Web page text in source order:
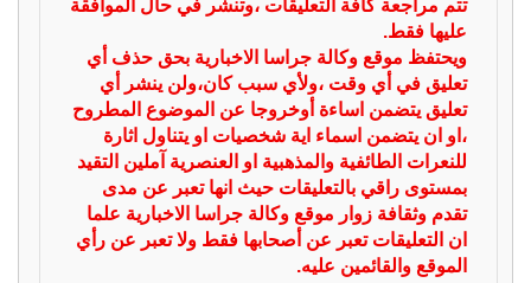
تتم مراجعة كافة التعليقات ،وتنشر في حال الموافقة
عليها فقط.
ويحتفظ موقع وكالة جراسا الاخبارية بحق حذف أي
تعليق في أي وقت ،ولأي سبب كان،ولن ينشر أي
تعليق يتضمن اساءة أوخروجا عن الموضوع المطروح
،او ان يتضمن اسماء اية شخصيات او يتناول اثارة
للنعرات الطائفية والمذهبية او العنصرية آملين التقيد
بمستوى راقي بالتعليقات حيث انها تعبر عن مدى
تقدم وثقافة زوار موقع وكالة جراسا الاخبارية علما
ان التعليقات تعبر عن أصحابها فقط ولا تعبر عن رأي
الموقع والقائمين عليه.